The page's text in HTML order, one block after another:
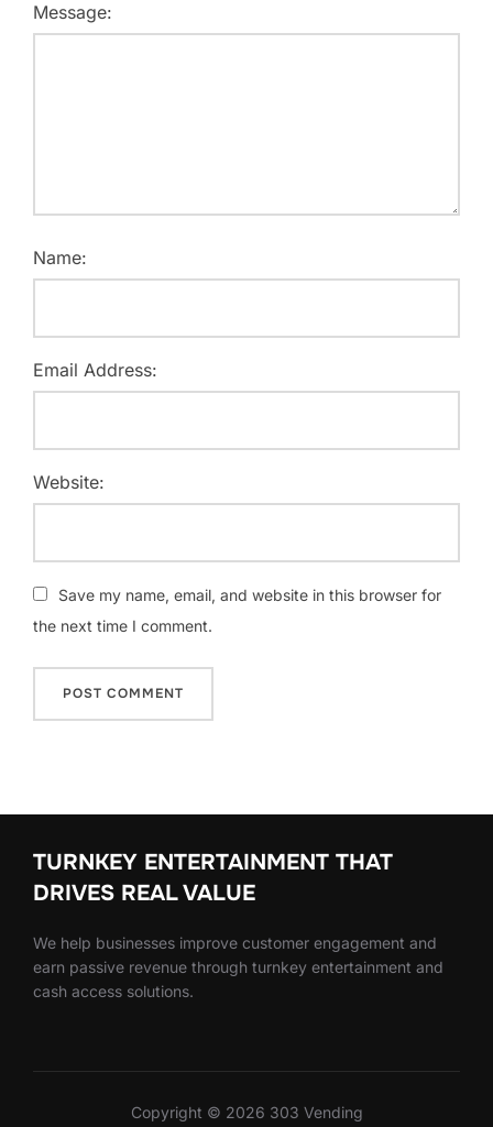
Message:
Name:
Email Address:
Website:
Save my name, email, and website in this browser for
the next time I comment.
TURNKEY ENTERTAINMENT THAT
DRIVES REAL VALUE
We help businesses improve customer engagement and
earn passive revenue through turnkey entertainment and
cash access solutions.
Copyright © 2026 303 Vending